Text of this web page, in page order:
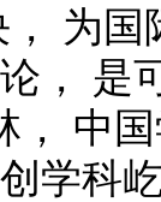
为
， 是
， 中
学科